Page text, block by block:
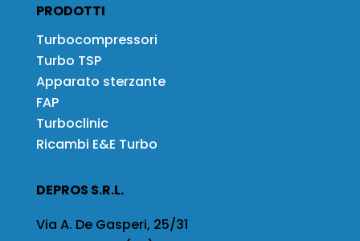
PRODOTTI
Turbocompressori
Turbo TSP
Apparato sterzante
FAP
Turboclinic
Ricambi E&E Turbo
DEPROS S.R.L.
Via A. De Gasperi, 25/31